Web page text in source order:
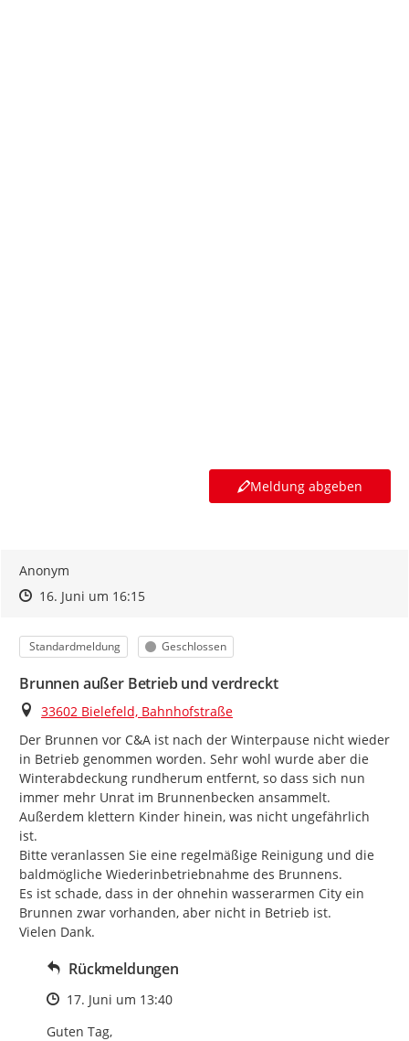
Meldung abgeben
Anonym
Zeitpunkt des Erstellens
Zeitpunkt des Erstellens
16. Juni um 16:15Zur Äußerung
Kategorie
Standardmeldung Status
Geschlossen
Brunnen außer Betrieb und verdreckt
Ort
33602 Bielefeld, Bahnhofstraße
Der Brunnen vor C&A ist nach der Winterpause nicht wieder
in Betrieb genommen worden. Sehr wohl wurde aber die
Winterabdeckung rundherum entfernt, so dass sich nun
immer mehr Unrat im Brunnenbecken ansammelt.
Außerdem klettern Kinder hinein, was nicht ungefährlich
ist.
Bitte veranlassen Sie eine regelmäßige Reinigung und die
baldmögliche Wiederinbetriebnahme des Brunnens.
Es ist schade, dass in der ohnehin wasserarmen City ein
Brunnen zwar vorhanden, aber nicht in Betrieb ist.
Vielen Dank.
Rückmeldungen
Zeitpunkt des Erstellens
17. Juni um 13:40
Guten Tag,